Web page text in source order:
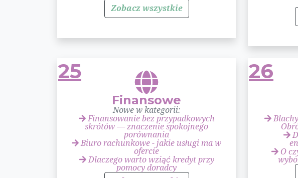
Zobacz wszystkie
25
Finansowe
Nowe w kategorii:
Finansowanie bez przypadkowych
skrótów — znaczenie spokojnego
porównania
Biuro rachunkowe - jakie usługi ma w
ofercie
Dlaczego warto wziąć kredyt przy
pomocy doradcy
26
O